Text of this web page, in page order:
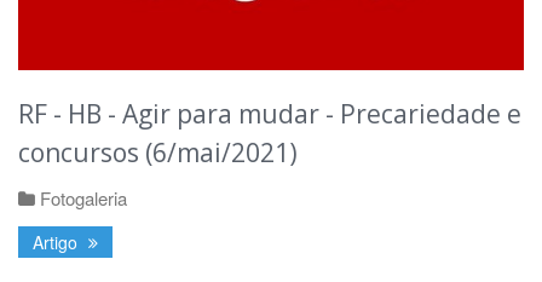
RF - HB - Agir para mudar - Precariedade e
concursos (6/mai/2021)
Fotogaleria
Artigo